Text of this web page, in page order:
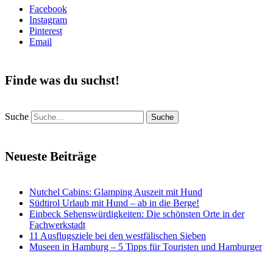
Facebook
Instagram
Pinterest
Email
Finde was du suchst!
Suche
Neueste Beiträge
Nutchel Cabins: Glamping Auszeit mit Hund
Südtirol Urlaub mit Hund – ab in die Berge!
Einbeck Sehenswürdigkeiten: Die schönsten Orte in der
Fachwerkstadt
11 Ausflugsziele bei den westfälischen Sieben
Museen in Hamburg – 5 Tipps für Touristen und Hamburger